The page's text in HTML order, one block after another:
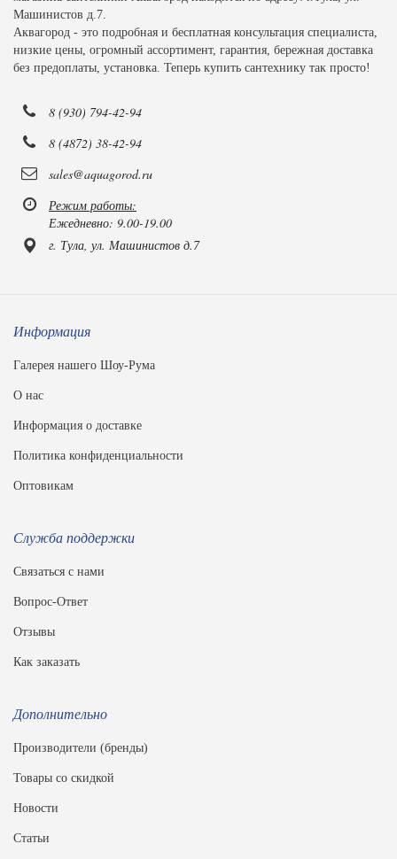
Машинистов д.7.
Аквагород - это подробная и бесплатная консультация специалиста,
низкие цены, огромный ассортимент, гарантия, бережная доставка
без предоплаты, установка. Теперь купить сантехнику так просто!
8 (930) 794-42-94
8 (4872) 38-42-94
sales@aquagorod.ru
Режим работы:
Ежедневно: 9.00-19.00
г. Тула, ул. Машинистов д.7
Информация
Галерея нашего Шоу-Рума
О нас
Информация о доставке
Политика конфиденциальности
Оптовикам
Служба поддержки
Связаться с нами
Вопрос-Ответ
Отзывы
Как заказать
Дополнительно
Производители (бренды)
Товары со скидкой
Новости
Статьи